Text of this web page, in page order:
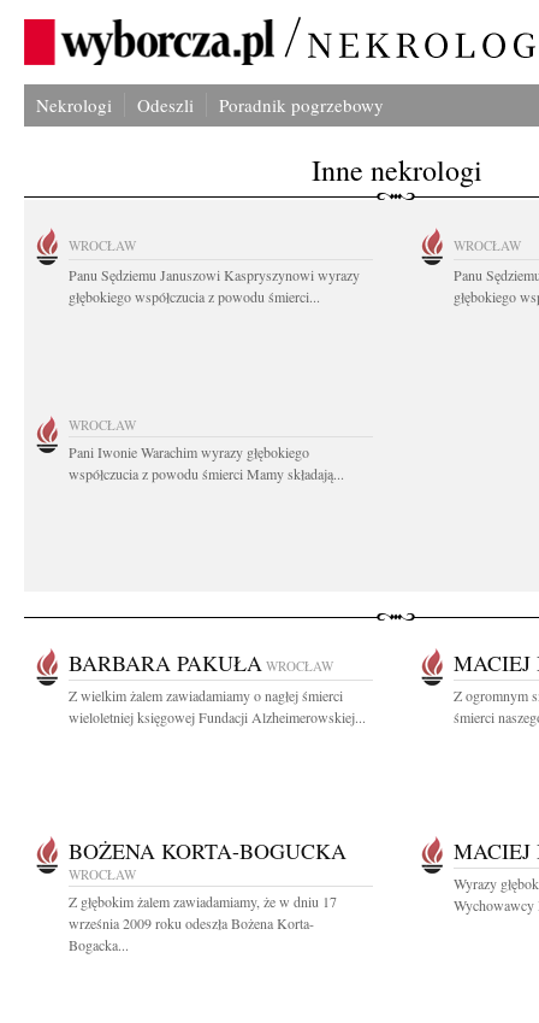
Nekrologi Odeszli Poradnik pogrzebowy
Inne nekrologi
WROCŁAW
Panu Sędziemu Januszowi Kaspryszynowi wyrazy
głębokiego współczucia z powodu śmierci...
WROCŁAW
Panu
głębokiego
WROCŁAW
Pani Iwonie Warachim wyrazy głębokiego
współczucia z powodu śmierci Mamy składają...
BARBARA PAKUŁA WROCŁAW
Z wielkim żalem zawiadamiamy o nagłej śmierci
wieloletniej księgowej Fundacji Alzheimerowskiej...
MACIEJ
Z ogromnym
śmierci
BOŻENA KORTA-BOGUCKA
WROCŁAW
Z głębokim żalem zawiadamiamy, że w dniu 17
września 2009 roku odeszła Bożena Korta-
Bogacka...
MACIEJ
Wyrazy
Wychowawcy